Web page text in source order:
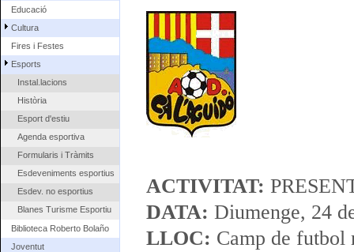
Educació
Cultura
Fires i Festes
Esports
Instal.lacions
Història
Esport d'estiu
Agenda esportiva
Formularis i Tràmits
Esdeveniments esportius
Esdev. no esportius
Blanes Turisme Esportiu
Biblioteca Roberto Bolaño
Joventut
ACTIVITAT:
DATA: Diumenge, 24
LLOC: Camp de futbol